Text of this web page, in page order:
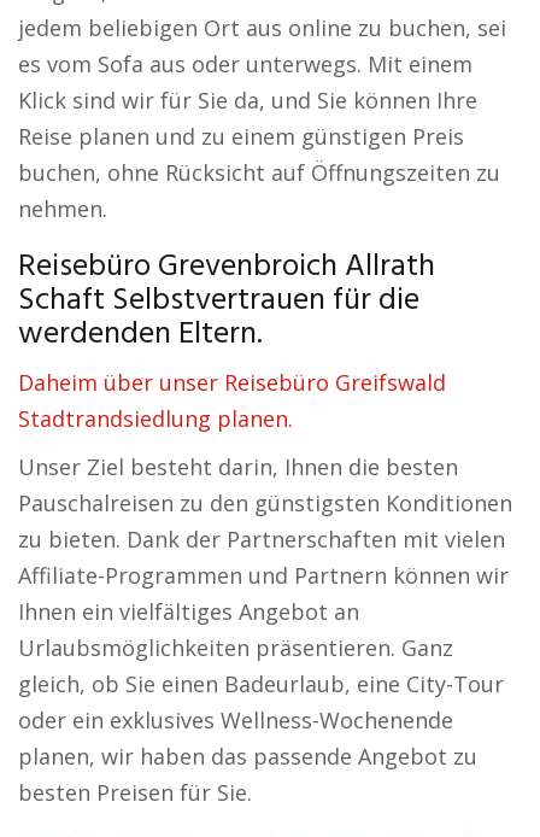
jedem beliebigen Ort aus online zu buchen, sei
es vom Sofa aus oder unterwegs. Mit einem
Klick sind wir für Sie da, und Sie können Ihre
Reise planen und zu einem günstigen Preis
buchen, ohne Rücksicht auf Öffnungszeiten zu
nehmen.
Reisebüro Grevenbroich Allrath
Schaft Selbstvertrauen für die
werdenden Eltern.
Daheim über unser Reisebüro Greifswald
Stadtrandsiedlung planen.
Unser Ziel besteht darin, Ihnen die besten
Pauschalreisen zu den günstigsten Konditionen
zu bieten. Dank der Partnerschaften mit vielen
Affiliate-Programmen und Partnern können wir
Ihnen ein vielfältiges Angebot an
Urlaubsmöglichkeiten präsentieren. Ganz
gleich, ob Sie einen Badeurlaub, eine City-Tour
oder ein exklusives Wellness-Wochenende
planen, wir haben das passende Angebot zu
besten Preisen für Sie.